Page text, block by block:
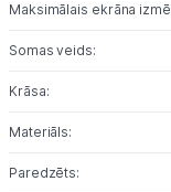
Tehnikas
Tet
Maksimālais ekrāna
Somas veids:
Krāsa:
Materiāls:
Paredzēts: